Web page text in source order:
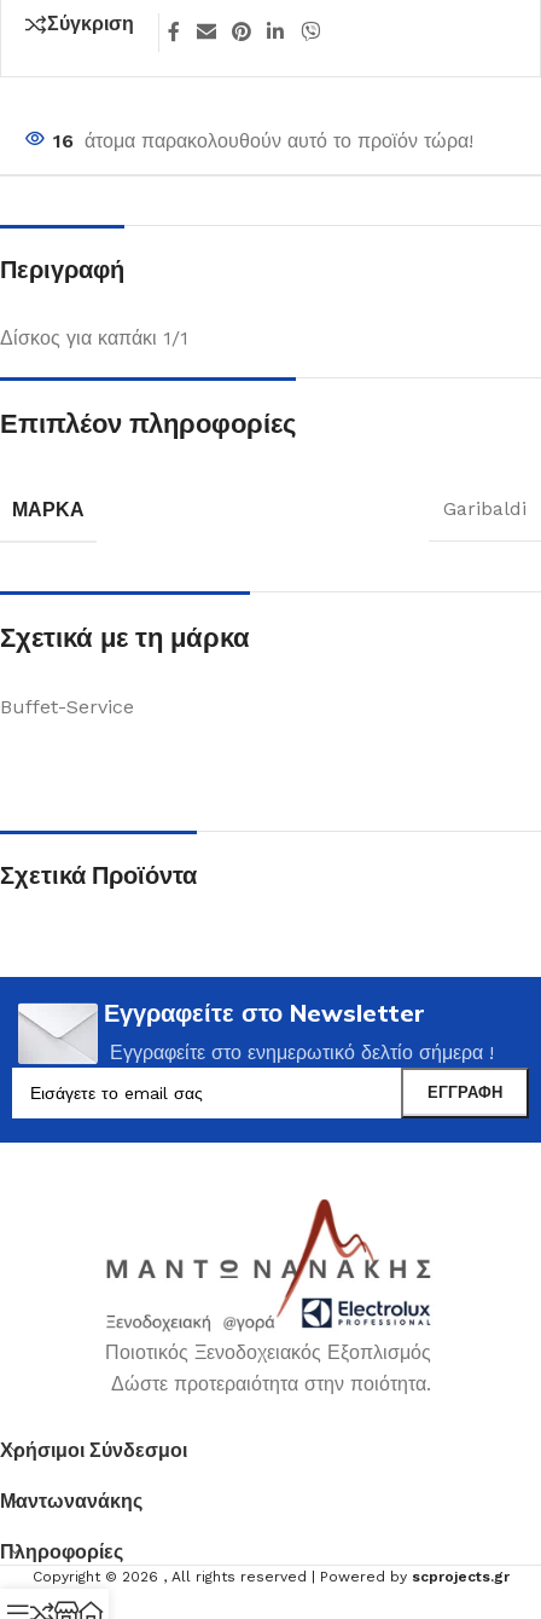
Σύγκριση
16 άτομα παρακολουθούν αυτό το προϊόν τώρα!
Περιγραφή
Δίσκος για καπάκι 1/1
Επιπλέον πληροφορίες
ΜΆΡΚΑ Garibaldi
Σχετικά με τη μάρκα
Buffet-Service
Σχετικά Προϊόντα
Εγγραφείτε στο Newsletter
Εγγραφείτε στο ενημερωτικό δελτίο σήμερα !
Ποιοτικός Ξενοδοχειακός Εξοπλισμός
Δώστε προτεραιότητα στην ποιότητα.
Χρήσιμοι Σύνδεσμοι
Μαντωνανάκης
Πληροφορίες
Copyright © 2026 , All rights reserved | Powered by scprojects.gr